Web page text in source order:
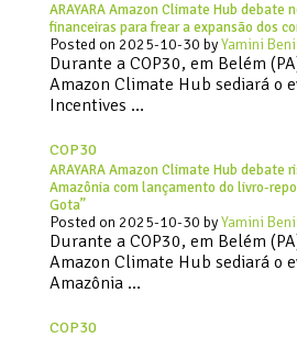
ARAYARA Amazon Climate Hub debate
financeiras para frear a expansão dos
Posted on 2025-10-30 byYamini
Durante a COP30, em Belém
Amazon Climate Hub sediará o
Incentives …
COP30
ARAYARA Amazon Climate Hub debate
Amazônia com lançamento do livro-
Gota”
Posted on 2025-10-30 byYamini
Durante a COP30, em Belém
Amazon Climate Hub sediará o
Amazônia …
COP30